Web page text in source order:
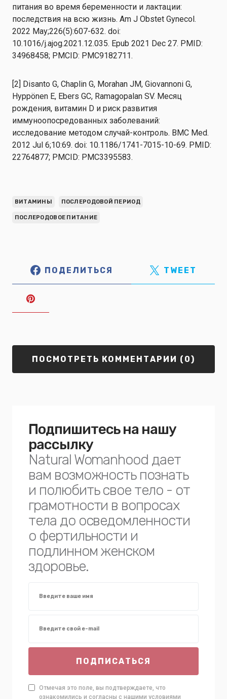
питания во время беременности и лактации:
последствия на всю жизнь. Am J Obstet Gynecol.
2022 May;226(5):607-632. doi:
10.1016/j.ajog.2021.12.035. Epub 2021 Dec 27. PMID:
34968458; PMCID: PMC9182711.
[2] Disanto G, Chaplin G, Morahan JM, Giovannoni G,
Hyppönen E, Ebers GC, Ramagopalan SV. Месяц
рождения, витамин D и риск развития
иммуноопосредованных заболеваний:
исследование методом случай-контроль. BMC Med.
2012 Jul 6;10:69. doi: 10.1186/1741-7015-10-69. PMID:
22764877; PMCID: PMC3395583.
ВИТАМИНЫ ПОСЛЕРОДОВОЙ ПЕРИОД
ПОСЛЕРОДОВОЕ ПИТАНИЕ
ПОДЕЛИТЬСЯ TWEET
ПОСМОТРЕТЬ КОММЕНТАРИИ (0)
Подпишитесь на нашу
рассылку
Natural Womanhood дает
вам возможность познать
и полюбить свое тело - от
грамотности в вопросах
тела до осведомленности
о фертильности и
подлинном женском
здоровье.
ПОДПИСАТЬСЯ
Отмечая это поле, вы подтверждаете, что
ознакомились и согласны с нашими условиями